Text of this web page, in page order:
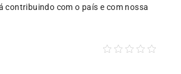
contribuindo com o país e com nossa